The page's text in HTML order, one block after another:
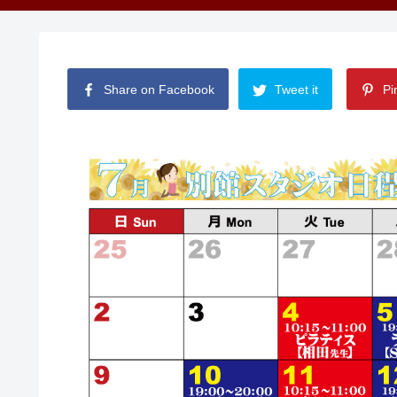
Share on Facebook Tweet it